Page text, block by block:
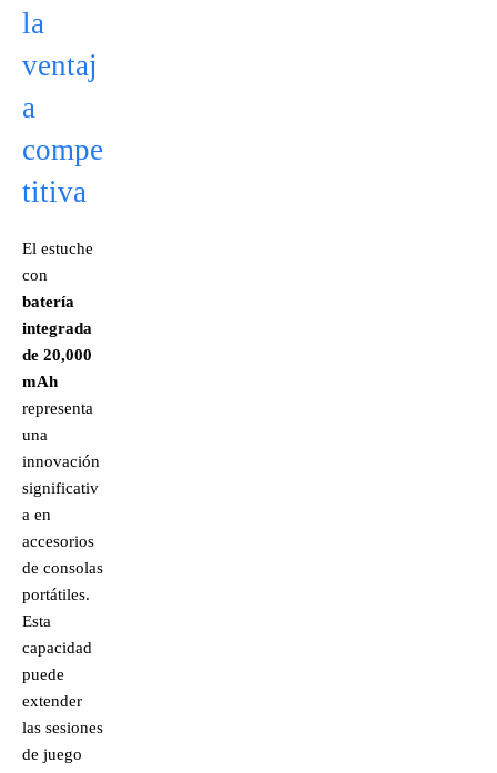
la
ventaj
a
compe
titiva
El estuche
con
batería
integrada
de 20,000
mAh
representa
una
innovación
significativ
a en
accesorios
de consolas
portátiles.
Esta
capacidad
puede
extender
las sesiones
de juego